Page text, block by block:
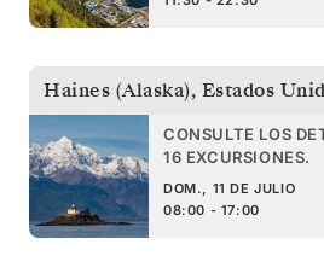
Haines (Alaska), Estados
CONSULTE LOS
16 EXCURSIONES.
DOM., 11 DE JULIO
08:00 - 17:00